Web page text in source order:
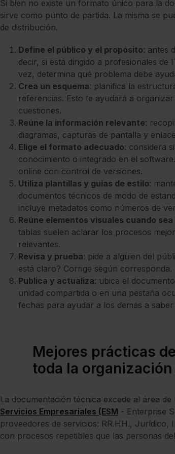
Si bien no existe un formato único para la
sirve como punto de partida. La misma se
de distribución.
Define el público y el propósito: antes
decir, si está dirigido a profesionales
vez, determina qué problema debe
Crea un esquema: planifica la
referencias. Esto te ayudará a
cuestiones.
Reúne la información relevante:
diagramas, capturas de pantalla y
Elige el formato adecuado: considera
conocimiento o integrado en el
online con control de versiones.
Utiliza plantillas y guías de estilo:
documentos técnicos de modo de
incluye metadatos como números de
Reúne elementos visuales cuando
tablas suelen aclarar los procesos
relevantes.
Revisa y prueba: pide a alguien del
está claro? Corrige según corresponda.
Publica y actualiza: ubica el
unidad compartida o en una pestaña
fechas para ayudar a los demás a
Mejores prácticas
toda la organización
La documentación técnica excede al área
Servicios Empresariales (ESM - Enterprise
proveedores de servicios: RR.HH.,
con procesos repetibles que las personas